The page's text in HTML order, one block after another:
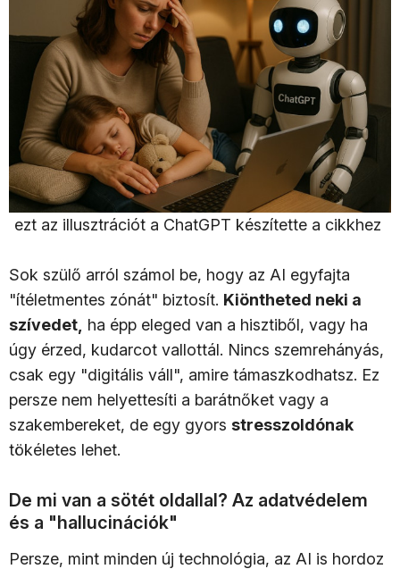
ezt az illusztrációt a ChatGPT készítette a cikkhez
Sok szülő arról számol be, hogy az AI egyfajta
"ítéletmentes zónát" biztosít. Kiöntheted neki a
szívedet, ha épp eleged van a hisztiből, vagy ha
úgy érzed, kudarcot vallottál. Nincs szemrehányás,
csak egy "digitális váll", amire támaszkodhatsz. Ez
persze nem helyettesíti a barátnőket vagy a
szakembereket, de egy gyors stresszoldónak
tökéletes lehet.
De mi van a sötét oldallal? Az adatvédelem
és a "hallucinációk"
Persze, mint minden új technológia, az AI is hordoz